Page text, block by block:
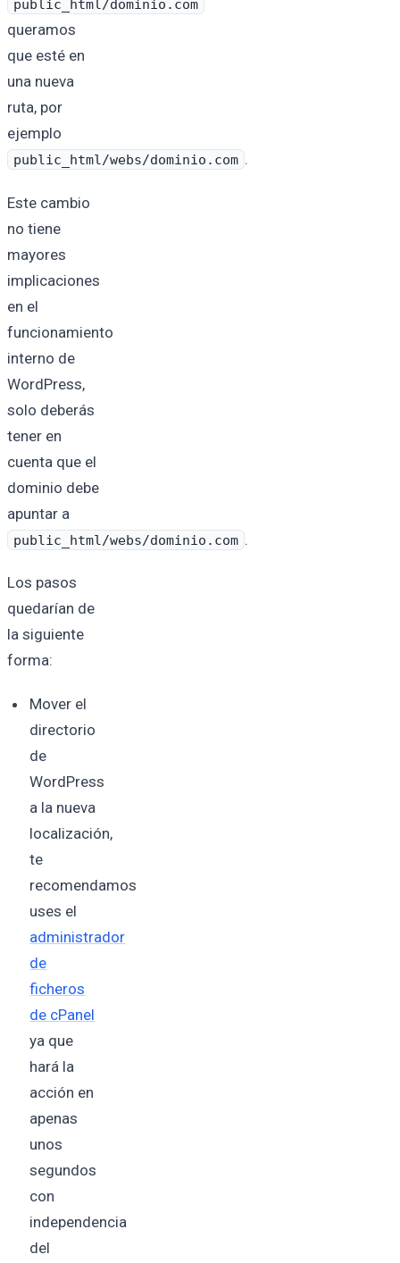
public_html/dominio.com
queramos
que esté en
una nueva
ruta, por
ejemplo
public_html/webs/dominio.com .
Este cambio
no tiene
mayores
implicaciones
en el
funcionamiento
interno de
WordPress,
solo deberás
tener en
cuenta que el
dominio debe
apuntar a
public_html/webs/dominio.com .
Los pasos
quedarían de
la siguiente
forma:
Mover el
directorio
de
WordPress
a la nueva
localización,
te
recomendamos
uses el
administrador
de
ficheros
de cPanel
ya que
hará la
acción en
apenas
unos
segundos
con
independencia
del